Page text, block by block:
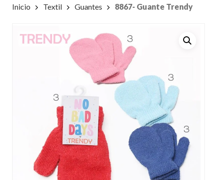
Inicio Textil Guantes 8867- Guante Trendy